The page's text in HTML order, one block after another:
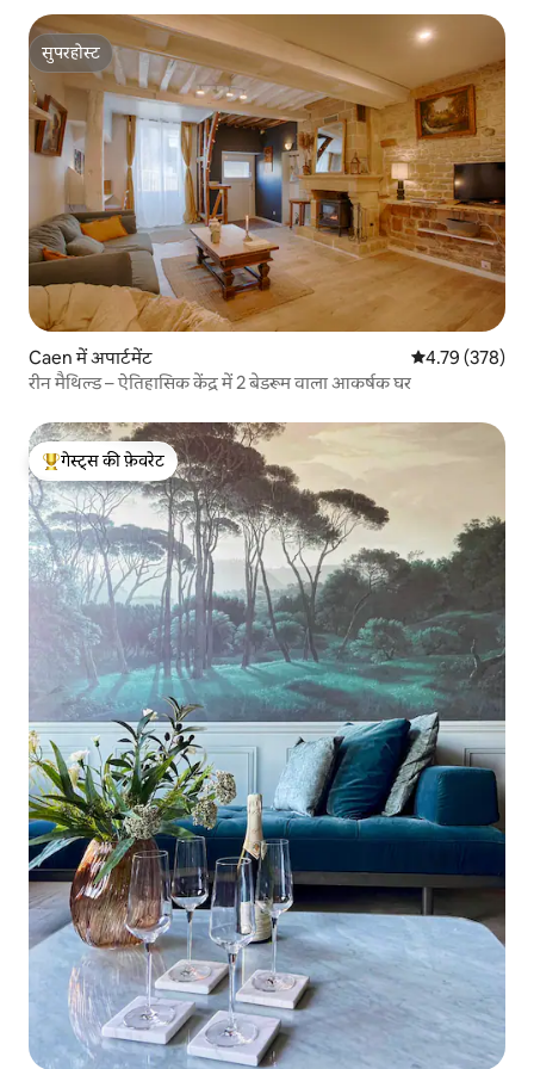
सुपरहोस्ट
सुपरहोस्ट
Caen में अपार्टमेंट औसत रेटिंग 5 में से
4.79 (378)
रीन मैथिल्ड – ऐतिहासिक केंद्र में 2 बेडरूम वाला आकर्षक घर
गेस्ट्स का टॉप फ़ेवरेट
गेस्ट्स की फ़ेवरेट